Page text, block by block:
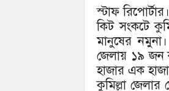
স্টাফ
কিট সংকটে
মানুষের
জেলায় ১৯ জন
হাজার এক
কুমিল্লা জেলার